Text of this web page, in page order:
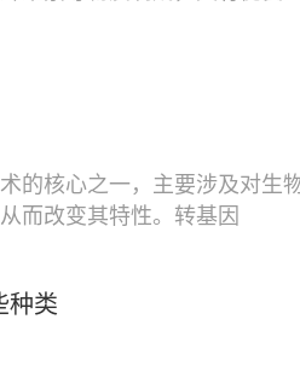
的核心之一，主要涉及对
而改变其特性。转基因
种类